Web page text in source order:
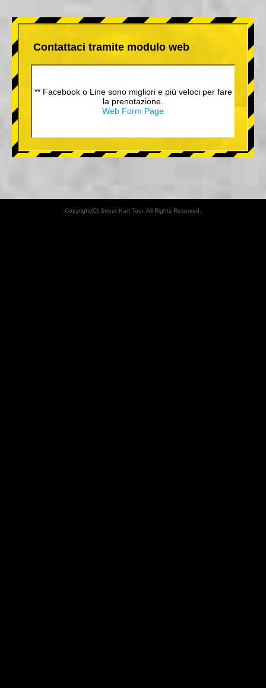
Contattaci tramite modulo web
** Facebook o Line sono migliori e più veloci per fare
la prenotazione.
Web Form Page
Copyright(C) Street Kart Tour. All Rights Reserved.